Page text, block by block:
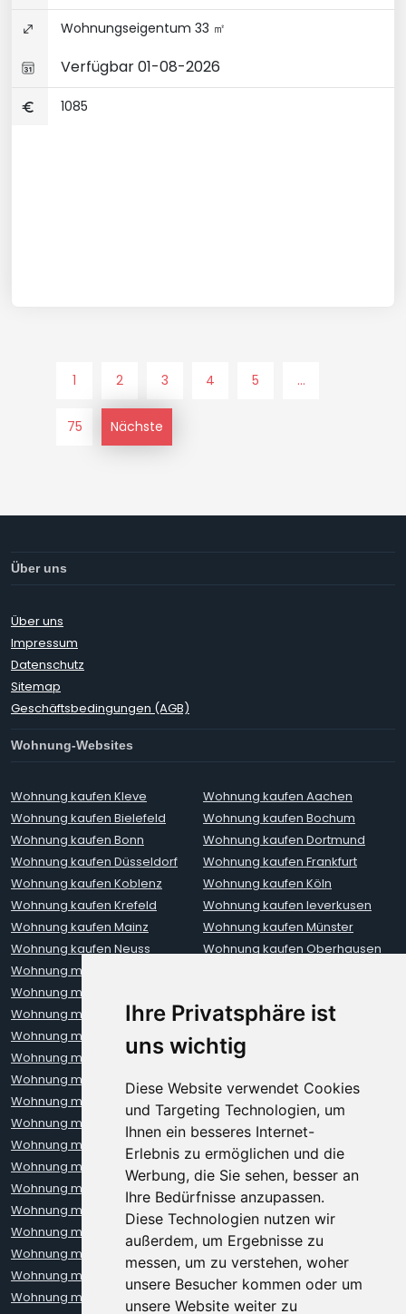
Ihre Privatsphäre ist
uns wichtig
Diese Website verwendet Cookies
und Targeting Technologien, um
Ihnen ein besseres Internet-
Erlebnis zu ermöglichen und die
Werbung, die Sie sehen, besser an
Ihre Bedürfnisse anzupassen.
Diese Technologien nutzen wir
außerdem, um Ergebnisse zu
messen, um zu verstehen, woher
unsere Besucher kommen oder um
unsere Website weiter zu
Wohnungseigentum 33 ㎡
Verfügbar 01-08-2026
1085
1 2 3 4 5 ...
75 Nächste
Über uns
Über uns
Impressum
Datenschutz
Sitemap
Geschäftsbedingungen (AGB)
Wohnung-Websites
Wohnung kaufen Kleve
Wohnung kaufen Aachen
Wohnung kaufen Bielefeld
Wohnung kaufen Bochum
Wohnung kaufen Bonn
Wohnung kaufen Dortmund
Wohnung kaufen Düsseldorf
Wohnung kaufen Frankfurt
Wohnung kaufen Koblenz
Wohnung kaufen Köln
Wohnung kaufen Krefeld
Wohnung kaufen leverkusen
Wohnung kaufen Mainz
Wohnung kaufen Münster
Wohnung kaufen Neuss
Wohnung kaufen Oberhausen
Wohnung mieten Aachen
Wohnung mieten Berlin
Wohnung mieten Bochum
Wohnung mieten Bonn
Wohnung mieten Bremen
Wohnung mieten Darmstadt
Wohnung mieten Dortmund
Wohnung mieten Dresden
Wohnung mieten Erfurt
Wohnung mieten Frankfurt
Wohnung mieten Freiburg
Wohnung mieten Hamburg
Wohnung mieten Hannover
Wohnung mieten Heidelberg
Wohnung mieten Karlsruhe
Wohnung mieten Kiel
Wohnung mieten Kleve
Wohnung mieten Koblenz
Wohnung mieten Köln
Wohnung mieten Krefeld
Wohnung mieten Leipzig
Wohnung mieten Leverkusen
Wohnung mieten Lübeck
Wohnung mieten Mainz
Wohnung mieten Mannheim
Wohnung mieten München
Wohnung mieten Münster
Wohnung mieten Neuss
Wohnung mieten Nürnberg
Wohnung mieten Oberhausen